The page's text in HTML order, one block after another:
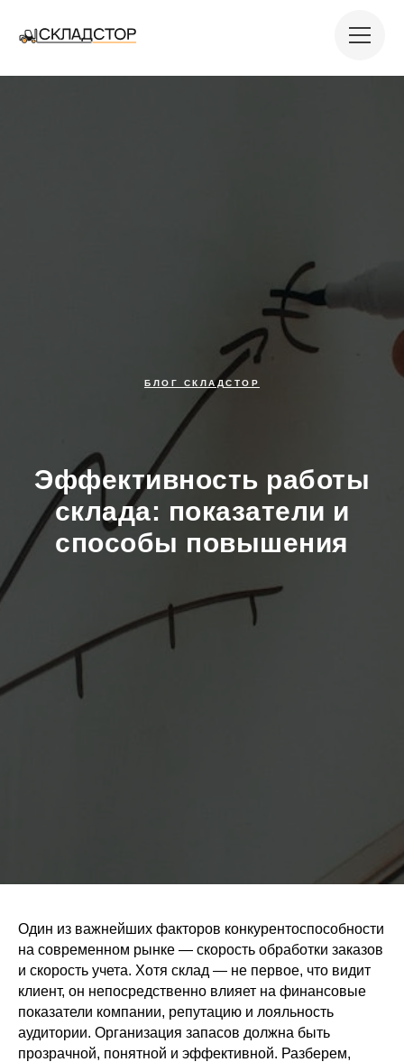
БЛОГ СКЛАДСТОР
Эффективность работы
склада: показатели и
способы повышения
Один из важнейших факторов конкурентоспособности
на современном рынке — скорость обработки заказов
и скорость учета. Хотя склад — не первое, что видит
клиент, он непосредственно влияет на финансовые
показатели компании, репутацию и лояльность
аудитории. Организация запасов должна быть
прозрачной, понятной и эффективной. Разберем,